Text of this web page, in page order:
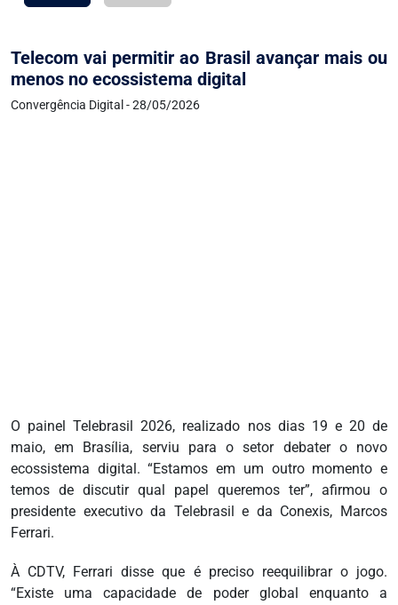
Telecom vai permitir ao Brasil avançar mais ou
menos no ecossistema digital
Convergência Digital - 28/05/2026
O painel Telebrasil 2026, realizado nos dias 19 e 20 de
maio, em Brasília, serviu para o setor debater o novo
ecossistema digital. “Estamos em um outro momento e
temos de discutir qual papel queremos ter”, afirmou o
presidente executivo da Telebrasil e da Conexis, Marcos
Ferrari.
À CDTV, Ferrari disse que é preciso reequilibrar o jogo.
“Existe uma capacidade de poder global enquanto a